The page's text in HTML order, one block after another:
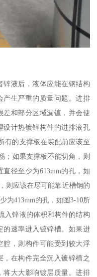
锌液后，液体应能在钢结构
产生严重的质量问题。进排
差和部分区域漏镀，并会使
设计热镀锌构件的进排液孔
有的支撑板在装配前应该至
；如果支撑板不能切角，则
径至少为613mm的孔，如
则应该在尽可能靠近槽钢的
为413mm的孔，如图3-10所
入锌液的体积和构件的结构
的速率进入镀锌槽。如果进
腔，则构件可能受到较大浮
在构件完全沉入镀锌槽之
将大大影响镀层质量。进排